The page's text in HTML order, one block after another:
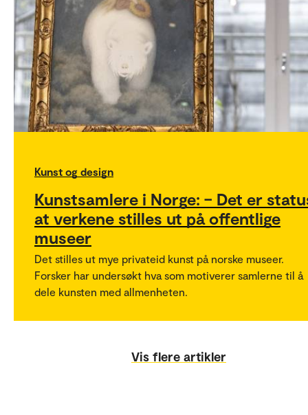
Kunst og design
Kunstsamlere i Norge: – Det er
at verkene stilles ut på offentlige
museer
Det stilles ut mye privateid kunst på norske museer.
Forsker har undersøkt hva som motiverer samlerne til å
dele kunsten med allmenheten.
Vis flere artikler